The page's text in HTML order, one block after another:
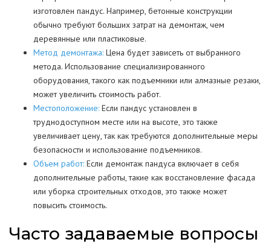
изготовлен пандус. Например, бетонные конструкции
обычно требуют больших затрат на демонтаж, чем
деревянные или пластиковые.
Метод демонтажа: Цена будет зависеть от выбранного
метода. Использование специализированного
оборудования, такого как подъемники или алмазные резаки,
может увеличить стоимость работ.
Местоположение: Если пандус установлен в
труднодоступном месте или на высоте, это также
увеличивает цену, так как требуются дополнительные меры
безопасности и использование подъемников.
Объем работ: Если демонтаж пандуса включает в себя
дополнительные работы, такие как восстановление фасада
или уборка строительных отходов, это также может
повысить стоимость.
Часто задаваемые вопросы